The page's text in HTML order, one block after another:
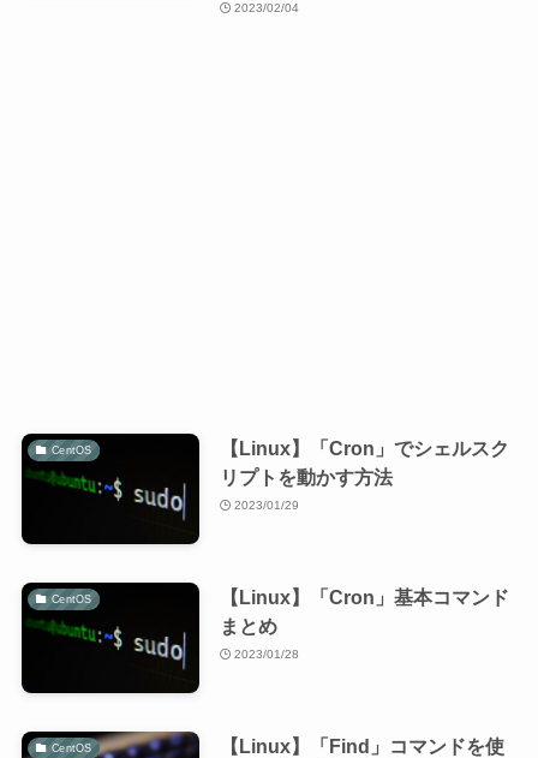
2023/02/04
CentOS
【Linux】「Cron」でシェルスク
リプトを動かす方法
2023/01/29
CentOS
【Linux】「Cron」基本コマンド
まとめ
2023/01/28
CentOS
【Linux】「Find」コマンドを使